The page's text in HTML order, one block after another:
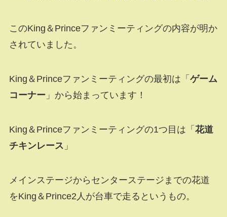
このKing＆Princeファンミーティングの内容が明か
されていました。
King＆Princeファンミーティングの最初は「 ゲーム
コーナー 」から始まっています！
King＆Princeファンミーティングの1つ目は「 花道
チキンレース 」
メインステージからセンターステージまでの花道
をKing＆Prince2人が台車で走るというもの。